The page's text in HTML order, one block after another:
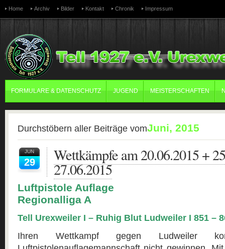
Home Archiv Bilder Kontakt Chronik Impressum
FORMULARE & DATENSCHUTZ JUGEND MEISTERSCHAFTEN
Durchstöbern aller Beiträge vomJuni, 2015
JUN
29 Wettkämpfe am 20.06.2015 +
27.06.2015
Luftpistole Auflage
Regionalliga A
Tell Urexweiler I – Ruhig Blut Ludweiler I 851 –
Ihren Wettkampf gegen Ludweiler